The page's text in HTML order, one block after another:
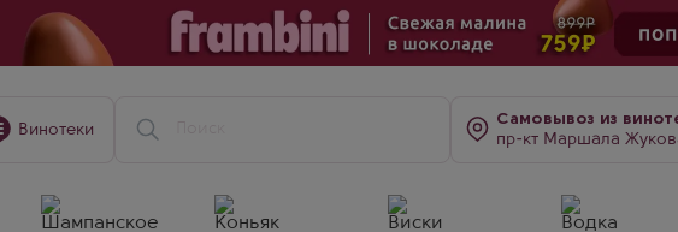
Винотеки
Самовывоз из
пр-кт Маршала Жукова, д.